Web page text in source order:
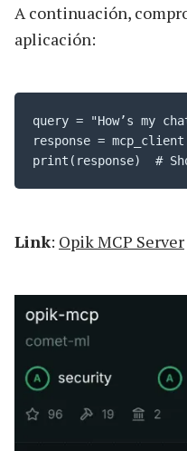
A continuación,
aplicación:
query = "How’s my
response =
print(response)  #
Link: Opik MCP Server